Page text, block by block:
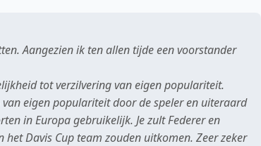
Aangezien ik ten allen tijde een voorstander
tot verzilvering van eigen populariteit.
eigen populariteit door de speler en uiteraard
in Europa gebruikelijk. Je zult Federer en
Davis Cup team zouden uitkomen. Zeer zeker